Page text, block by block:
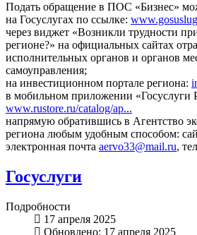
Подать обращение в ПОС «Бизнес»
на Госуслугах по ссылке:
⁠через виджет «Возникли трудности
регионе?» на официальных сайтах
исполнительных органов и органов
самоуправления;
на инвестиционном портале региона:
в мобильном приложении «Госуслуги
www.rustore.ru/catalog/ap...
напрямую обратившись в Агентство
региона любым удобным способом:
электронная почта aervo33@mail.ru,
Госуслуги
Подробности
17 апреля 2025
Обновлено: 17 апреля 2025